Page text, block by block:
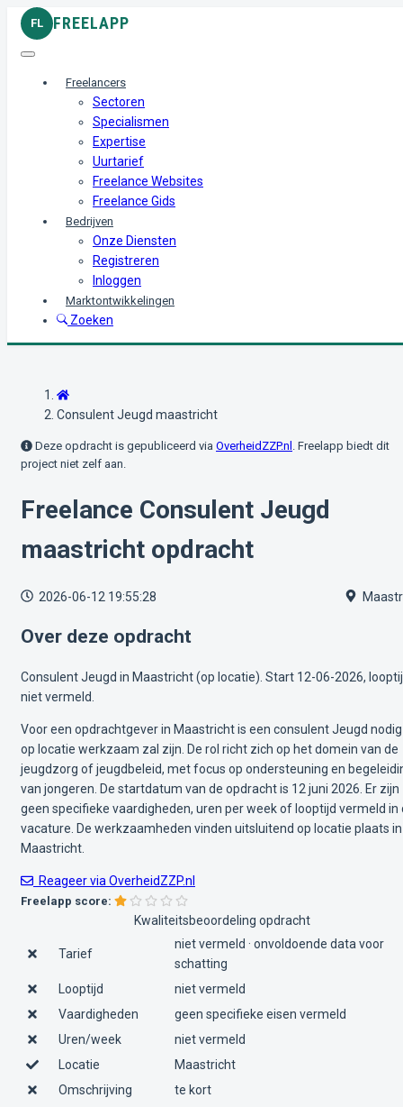
FL FREELAPP
Freelancers
Sectoren
Specialismen
Expertise
Uurtarief
Freelance Websites
Freelance Gids
Bedrijven
Onze Diensten
Registreren
Inloggen
Marktontwikkelingen
Zoeken
Consulent Jeugd maastricht
Deze opdracht is gepubliceerd via OverheidZZP.nl . Freelapp biedt dit
project niet zelf aan.
Freelance Consulent Jeugd
maastricht opdracht
2026-06-12 19:55:28
Over deze opdracht
Consulent Jeugd in Maastricht (op locatie). Start 12-06-2026,
niet vermeld.
Voor een opdrachtgever in Maastricht is een consulent Jeugd
op locatie werkzaam zal zijn. De rol richt zich op het domein van de
jeugdzorg of jeugdbeleid, met focus op ondersteuning en
van jongeren. De startdatum van de opdracht is 12 juni 2026. Er zijn
geen specifieke vaardigheden, uren per week of looptijd vermeld in
vacature. De werkzaamheden vinden uitsluitend op locatie plaats in
Maastricht.
Reageer via OverheidZZP.nl
Freelapp score:
Kwaliteitsbeoordeling opdracht
Tarief
niet vermeld · onvoldoende data voor
schatting
Looptijd
niet vermeld
Vaardigheden
geen specifieke eisen vermeld
Uren/week
niet vermeld
Locatie
Maastricht
Omschrijving
te kort